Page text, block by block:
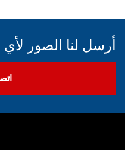
أرسل لنا الصور